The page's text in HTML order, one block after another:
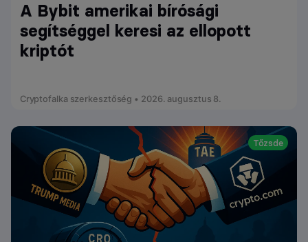
A Bybit amerikai bírósági
segítséggel keresi az ellopott
kriptót
Cryptofalka szerkesztőség • 2026. augusztus 8.
Tőzsde